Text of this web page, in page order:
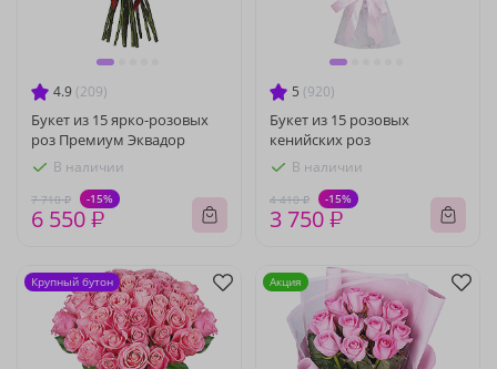
4.9 (209)
Букет из 15 ярко-розовых
роз Премиум Эквадор
В наличии
7 710 ₽ -15%
6 550 ₽
5 (920)
Букет из 15 розовых
кенийских роз
В наличии
4 410 ₽ -15%
3 750 ₽
Крупный бутон Акция